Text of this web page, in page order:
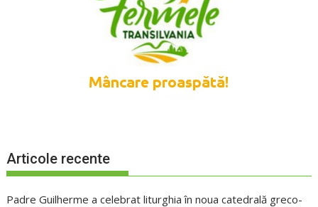
Articole recente
Padre Guilherme a celebrat liturghia în noua catedrală greco-